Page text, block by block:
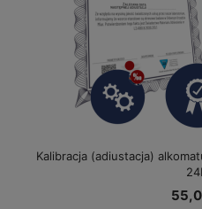
Kalibracja (adiustacja)